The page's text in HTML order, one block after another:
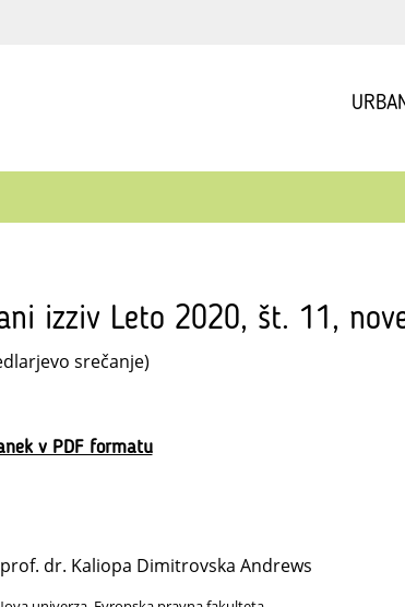
izziv Leto 2020, št. 11,
srečanje)
v PDF formatu
dr. Kaliopa Dimitrovska Andrews